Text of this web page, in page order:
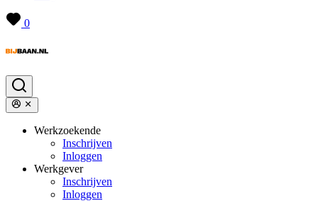
0
Werkzoekende
Inschrijven
Inloggen
Werkgever
Inschrijven
Inloggen